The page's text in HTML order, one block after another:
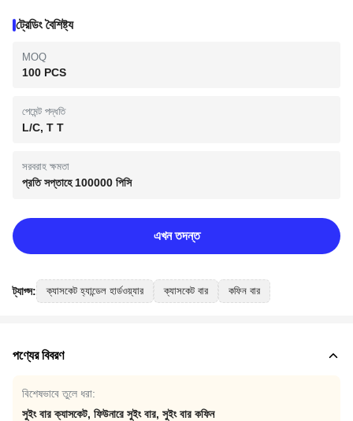
ট্রেডিং বৈশিষ্ট্য
MOQ
100 PCS
পেমেন্ট পদ্ধতি
L/C, T T
সরবরাহ ক্ষমতা
প্রতি সপ্তাহে 100000 পিসি
এখন তদন্ত
ট্যাগ্স: ক্যাসকেট হ্যান্ডেল হার্ডওয়্যার ক্যাসকেট বার কফিন বার
পণ্যের বিবরণ
বিশেষভাবে তুলে ধরা:
সুইং বার ক্যাসকেট, ফিউনারে সুইং বার, সুইং বার কফিন